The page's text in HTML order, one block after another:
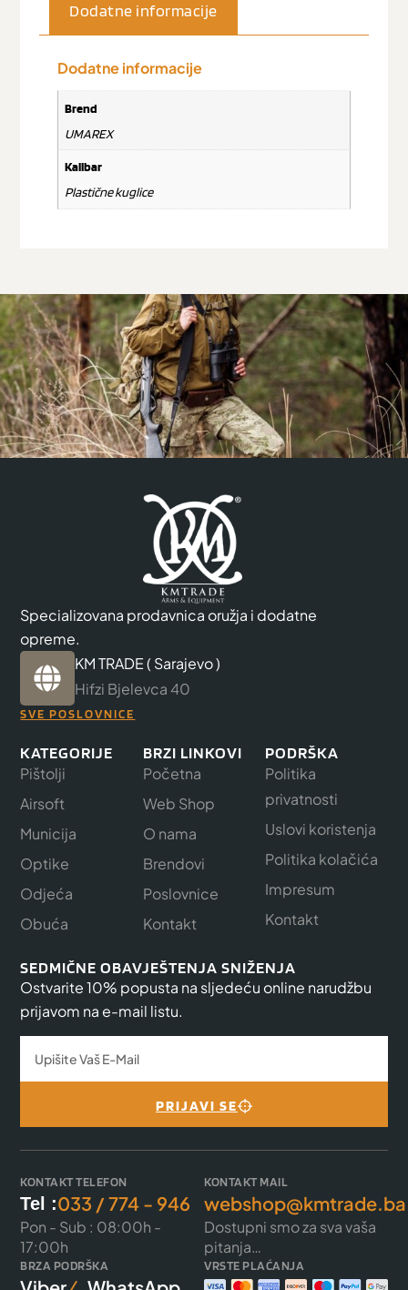
Dodatne informacije
Dodatne informacije
Brend
UMAREX
Kalibar
Plastične kuglice
Specializovana prodavnica oružja i dodatne
opreme.
KM TRADE ( Sarajevo )
Hifzi Bjelevca 40
SVE POSLOVNICE
KATEGORIJE
Pištolji
Airsoft
Municija
Optike
Odjeća
Obuća
BRZI LINKOVI
Početna
Web Shop
O nama
Brendovi
Poslovnice
Kontakt
PODRŠKA
Politika
privatnosti
Uslovi koristenja
Politika kolačića
Impresum
Kontakt
SEDMIČNE OBAVJEŠTENJA SNIŽENJA
Ostvarite 10% popusta na sljedeću online narudžbu
prijavom na e-mail listu.
PRIJAVI SE
KONTAKT TELEFON
Tel :033 / 774 - 946
Pon - Sub : 08:00h -
17:00h
KONTAKT MAIL
webshop@kmtrade.ba
Dostupni smo za sva vaša
pitanja…
BRZA PODRŠKA VRSTE PLAĆANJA